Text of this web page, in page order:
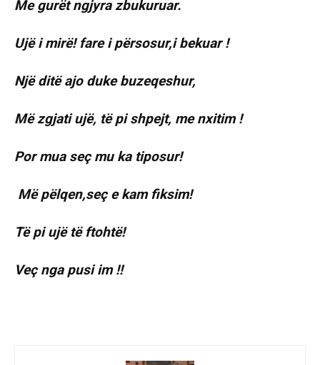
Me gurët ngjyra zbukuruar.
Ujë i mirë! fare i përsosur,i bekuar !
Një ditë ajo duke buzeqeshur,
Më zgjati ujë, të pi shpejt, me nxitim !
Por mua seç mu ka tiposur!
Më pëlqen,seç e kam fiksim!
Të pi ujë të ftohtë!
Veç nga pusi im !!